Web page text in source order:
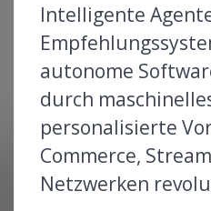
Intelligente
autonome
durch
personalisierte
Commerce,
Netzwerken